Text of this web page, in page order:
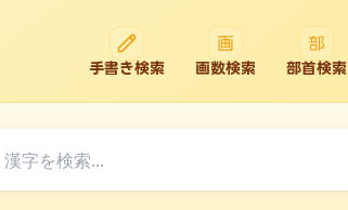
手書き検索 画数検索 部首検索